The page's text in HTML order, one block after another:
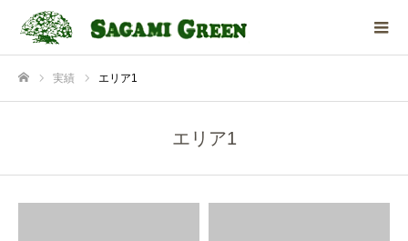
実績 エリア1
エリア1